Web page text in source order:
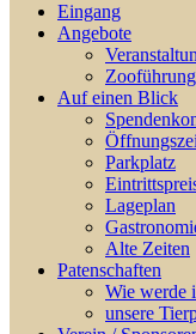
Eingang
Angebote
Zooführung
Auf einen Blick
Parkplatz
Lageplan
Alte Zeiten
Patenschaften
Wie werde
unsere